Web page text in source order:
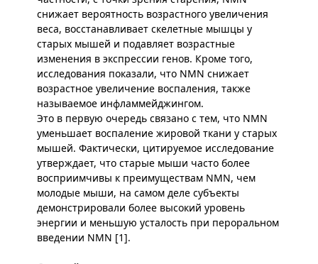
снижает вероятность возрастного увеличения
веса, восстанавливает скелетные мышцы у
старых мышей и подавляет возрастные
изменения в экспрессии генов. Кроме того,
исследования показали, что NMN снижает
возрастное увеличение воспаления, также
называемое инфламмейджингом.
Это в первую очередь связано с тем, что NMN
уменьшает воспаление жировой ткани у старых
мышей. Фактически, цитируемое исследование
утверждает, что старые мыши часто более
восприимчивы к преимуществам NMN, чем
молодые мыши, на самом деле субъекты
демонстрировали более высокий уровень
энергии и меньшую усталость при пероральном
введении NMN [1].